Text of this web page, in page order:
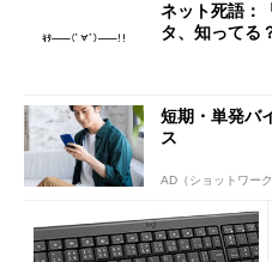
ネット死語
タ、知ってる
短期・単発バ
ス
AD（ショットワーク